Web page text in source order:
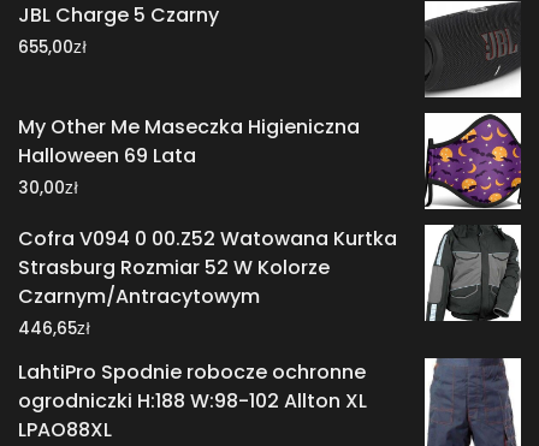
JBL Charge 5 Czarny
655,00zł
My Other Me Maseczka Higieniczna
Halloween 69 Lata
30,00zł
Cofra V094 0 00.Z52 Watowana Kurtka
Strasburg Rozmiar 52 W Kolorze
Czarnym/Antracytowym
446,65zł
LahtiPro Spodnie robocze ochronne
ogrodniczki H:188 W:98-102 Allton XL
LPAO88XL